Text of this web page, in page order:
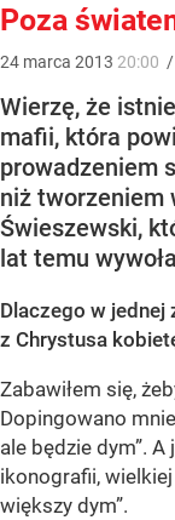
Poza
24 marca 2013 20:00 /
Wierzę, że
mafii, która
prowadzeniem
niż tworzeniem
Świeszewski,
lat temu
Dlaczego w jednej
z Chrystusa
Zabawiłem się,
Dopingowano
ale będzie dym”.
ikonografii,
większy dym”.